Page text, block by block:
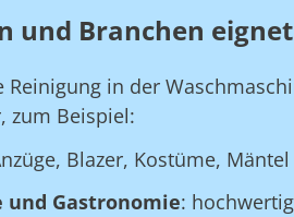
und Branchen
in der
zum Beispiel:
Blazer, Kostüme,
und Gastronomie: